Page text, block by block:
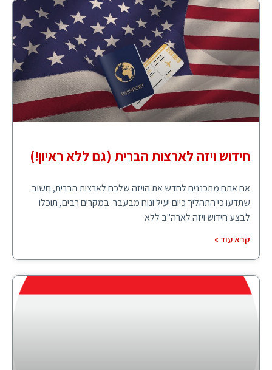
חידוש ויזה לארצות הברית (גם ללא ראיון!)
אם אתם מתכננים לחדש את הויזה שלכם לארצות הברית, חשוב
שתדעו כי התהליך כיום יעיל ונוח מבעבר. במקרים רבים, תוכלו
לבצע חידוש ויזה לארה"ב ללא
קרא עוד »